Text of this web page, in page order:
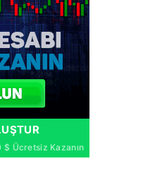
Ücretsiz Kazanın